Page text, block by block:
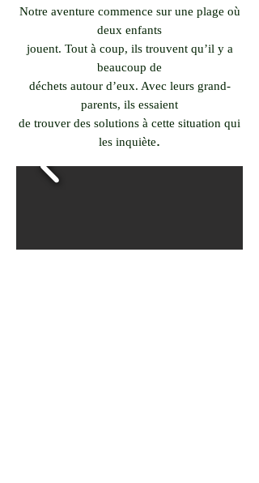
Notre aventure commence sur une plage où
deux enfants
jouent. Tout à coup, ils trouvent qu’il y a
beaucoup de
déchets autour d’eux. Avec leurs grand-
parents, ils essaient
de trouver des solutions à cette situation qui
les inquiète.